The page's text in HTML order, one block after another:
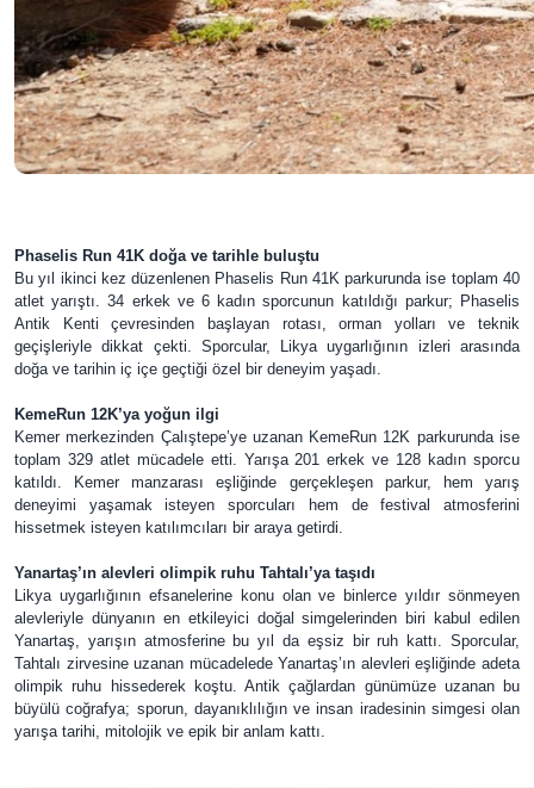
Phaselis Run 41K doğa ve tarihle buluştu
Bu yıl ikinci kez düzenlenen Phaselis Run 41K parkurunda ise toplam 40
atlet yarıştı. 34 erkek ve 6 kadın sporcunun katıldığı parkur; Phaselis
Antik Kenti çevresinden başlayan rotası, orman yolları ve teknik
geçişleriyle dikkat çekti. Sporcular, Likya uygarlığının izleri arasında
doğa ve tarihin iç içe geçtiği özel bir deneyim yaşadı.
KemeRun 12K’ya yoğun ilgi
Kemer merkezinden Çalıştepe’ye uzanan KemeRun 12K parkurunda ise
toplam 329 atlet mücadele etti. Yarışa 201 erkek ve 128 kadın sporcu
katıldı. Kemer manzarası eşliğinde gerçekleşen parkur, hem yarış
deneyimi yaşamak isteyen sporcuları hem de festival atmosferini
hissetmek isteyen katılımcıları bir araya getirdi.
Yanartaş’ın alevleri olimpik ruhu Tahtalı’ya taşıdı
Likya uygarlığının efsanelerine konu olan ve binlerce yıldır sönmeyen
alevleriyle dünyanın en etkileyici doğal simgelerinden biri kabul edilen
Yanartaş, yarışın atmosferine bu yıl da eşsiz bir ruh kattı. Sporcular,
Tahtalı zirvesine uzanan mücadelede Yanartaş’ın alevleri eşliğinde adeta
olimpik ruhu hissederek koştu. Antik çağlardan günümüze uzanan bu
büyülü coğrafya; sporun, dayanıklılığın ve insan iradesinin simgesi olan
yarışa tarihi, mitolojik ve epik bir anlam kattı.